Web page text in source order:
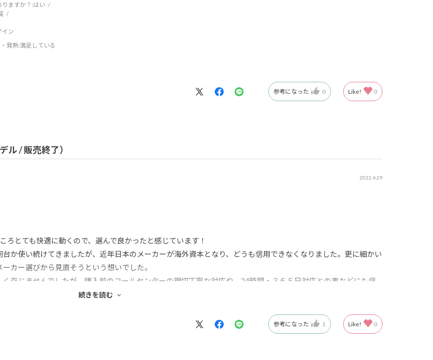
ますか？:はい
イン
発熱:満足している
参考になった 0 Like! 0
/ 販売終了）
2022.4.29
とても快適に動くので、選んで良かったと感じています！
か使い続けてきましたが、近年日本のメーカーが海外資本となり、どうも信用できなくなりました。更に細かい
カー選びから見直そうという想いでした。
存じませんでしたが、購入前のコールセンターの親切丁寧な対応や、24時間・３６５日対応との事などにも信
め正解だったと感じています。
日本の誇れるメーカーとして頑張って欲しいので、陰ながら応戦しています。
続きを読む
参考になった 1 Like! 0